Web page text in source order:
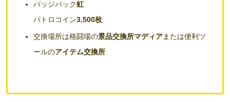
バッジパック虹
バトロコイン3,500枚
交換場所は格闘場の景品交換所マディアまたは便利ツ
ールのアイテム交換所